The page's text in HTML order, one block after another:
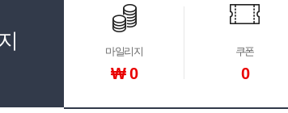
마일리지
₩ 0
쿠폰
0